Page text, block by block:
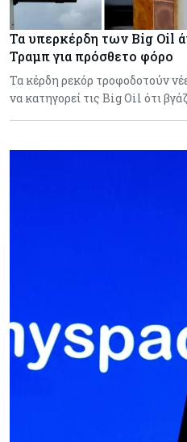
Τα υπερκέρδη των Big Oil
Τραμπ για πρόσθετο φόρο
Τα κέρδη ρεκόρ τροφοδοτούν
να κατηγορεί τις Big Oil ότι